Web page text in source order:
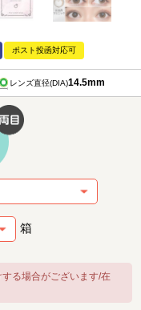
ポスト投函対応可
レンズ直径(DIA)14.5mm
箱
る場合がございます/在